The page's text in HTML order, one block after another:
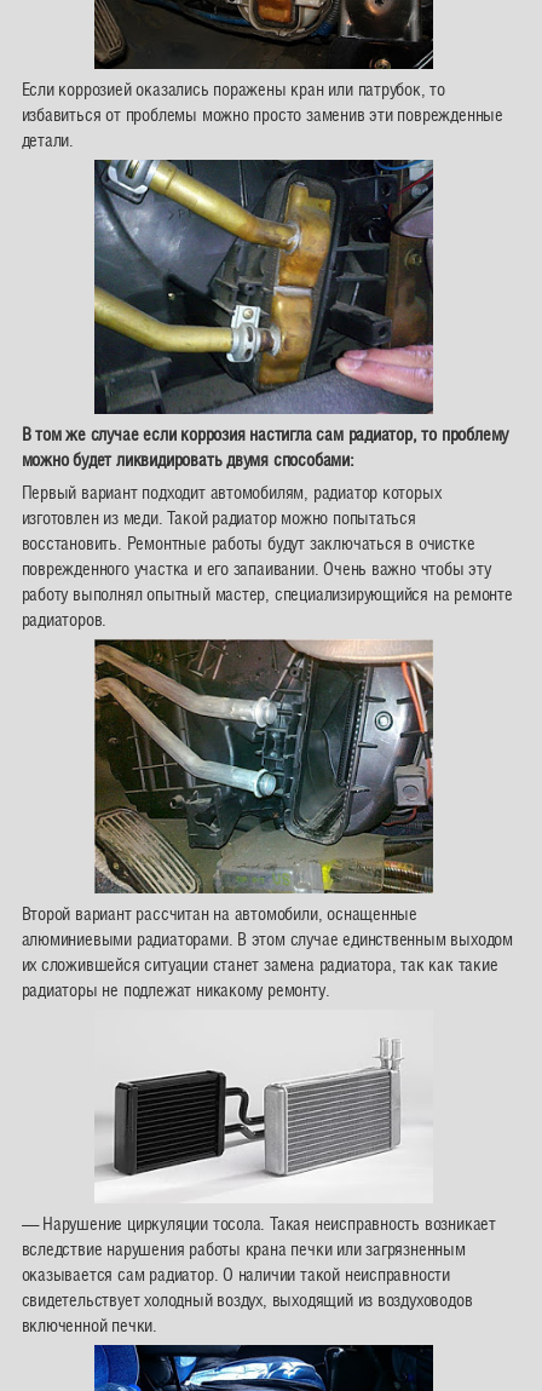
Если коррозией оказались поражены кран или патрубок, то
избавиться от проблемы можно просто заменив эти поврежденные
детали.
В том же случае если коррозия настигла сам радиатор, то проблему
можно будет ликвидировать двумя способами:
Первый вариант подходит автомобилям, радиатор которых
изготовлен из меди. Такой радиатор можно попытаться
восстановить. Ремонтные работы будут заключаться в очистке
поврежденного участка и его запаивании. Очень важно чтобы эту
работу выполнял опытный мастер, специализирующийся на ремонте
радиаторов.
Второй вариант рассчитан на автомобили, оснащенные
алюминиевыми радиаторами. В этом случае единственным выходом
их сложившейся ситуации станет замена радиатора, так как такие
радиаторы не подлежат никакому ремонту.
— Нарушение циркуляции тосола. Такая неисправность возникает
вследствие нарушения работы крана печки или загрязненным
оказывается сам радиатор. О наличии такой неисправности
свидетельствует холодный воздух, выходящий из воздуховодов
включенной печки.